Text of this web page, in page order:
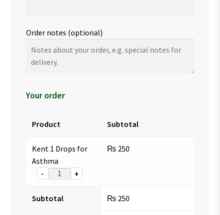
Order notes (optional)
Your order
Product Subtotal
Kent 1 Drops for
Asthma
- +
₨ 250
Subtotal ₨ 250